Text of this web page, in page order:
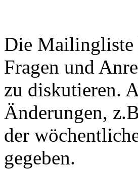
Die Mailingliste
Fragen und
zu diskutieren.
Änderungen,
der
gegeben.